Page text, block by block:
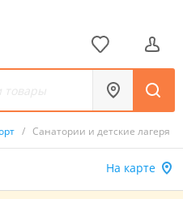
/ Санатории и детские лагеря
На карте